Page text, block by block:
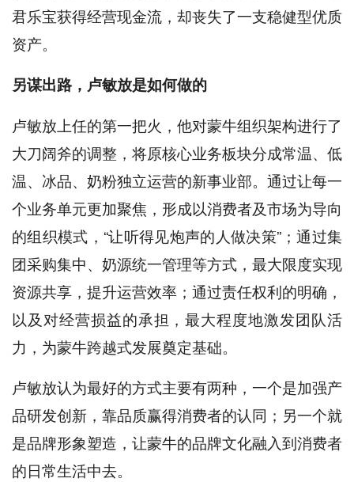
君乐宝获得经营现金流，却丧失了一支稳健型优质
资产。
另谋出路，卢敏放是如何做的
卢敏放上任的第一把火，他对蒙牛组织架构进行了
大刀阔斧的调整，将原核心业务板块分成常温、低
温、冰品、奶粉独立运营的新事业部。通过让每一
个业务单元更加聚焦，形成以消费者及市场为导向
的组织模式，“让听得见炮声的人做决策”；通过集
团采购集中、奶源统一管理等方式，最大限度实现
资源共享，提升运营效率；通过责任权利的明确，
以及对经营损益的承担，最大程度地激发团队活
力，为蒙牛跨越式发展奠定基础。
卢敏放认为最好的方式主要有两种，一个是加强产
品研发创新，靠品质赢得消费者的认同；另一个就
是品牌形象塑造，让蒙牛的品牌文化融入到消费者
的日常生活中去。